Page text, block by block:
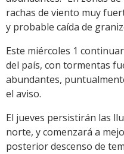
rachas de viento muy
y probable caída de
Este miércoles 1
del país, con tormentas
abundantes,
el aviso.
El jueves persistirán las
norte, y comenzará a
posterior descenso de